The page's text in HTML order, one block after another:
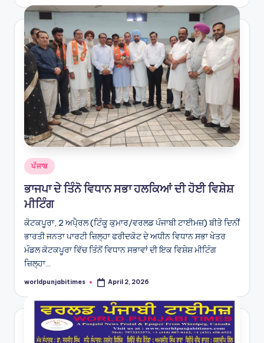
Posted
in
ਪੰਜਾਬ
ਭਾਜਪਾ ਦੇ ਤਿੰਨੋ ਵਿਧਾਨ ਸਭਾ ਹਲਕਿਆਂ ਦੀ ਹੋਈ ਵਿਸ਼ੇਸ਼
ਮੀਟਿੰਗ
ਕੋਟਕਪੂਰਾ, 2 ਅਪੈ੍ਰਲ (ਟਿੰਕੂ ਕੁਮਾਰ/ਵਰਲਡ ਪੰਜਾਬੀ ਟਾਈਮਜ਼) ਬੀਤੇ ਦਿਨੀਂ
ਭਾਰਤੀ ਜਨਤਾ ਪਾਰਟੀ ਜ਼ਿਲ੍ਹਾ ਫਰੀਦਕੋਟ ਦੇ ਅਧੀਨ ਵਿਧਾਨ ਸਭਾ ਖੇਤਰ
ਮੰਡਲ ਕੋਟਕਪੂਰਾ ਵਿੱਚ ਤਿੰਨੋਂ ਵਿਧਾਨ ਸਭਾਵਾਂ ਦੀ ਇਕ ਵਿਸ਼ੇਸ਼ ਮੀਟਿੰਗ
ਜ਼ਿਲ੍ਹਾ…
Posted
worldpunjabitimes April 2, 2026